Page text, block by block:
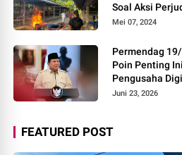
Soal Aksi
Mei 07, 2024
Permendag
Poin Penting
Pengusaha
Juni 23, 2026
FEATURED POST